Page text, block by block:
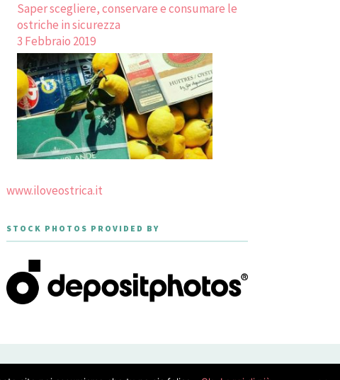
Saper scegliere, conservare e consumare le
ostriche in sicurezza
3 Febbraio 2019
www.iloveostrica.it
STOCK PHOTOS PROVIDED BY